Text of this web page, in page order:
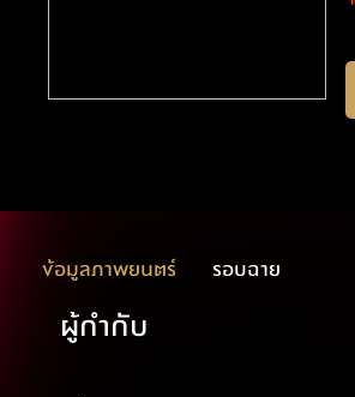
ข้อมูลภาพยนตร์ รอบฉาย
ผู้กำกับ